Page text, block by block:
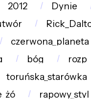
2012
Dynie
czerwona_planeta
bóg
rozp
toruńska_starówka
rapowy_styl